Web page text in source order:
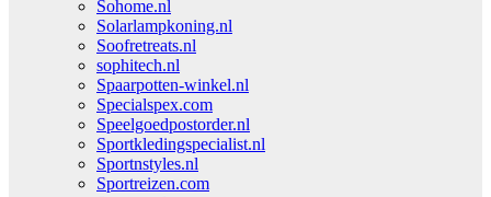
Sohome.nl
Solarlampkoning.nl
Soofretreats.nl
sophitech.nl
Spaarpotten-winkel.nl
Specialspex.com
Speelgoedpostorder.nl
Sportkledingspecialist.nl
Sportnstyles.nl
Sportreizen.com